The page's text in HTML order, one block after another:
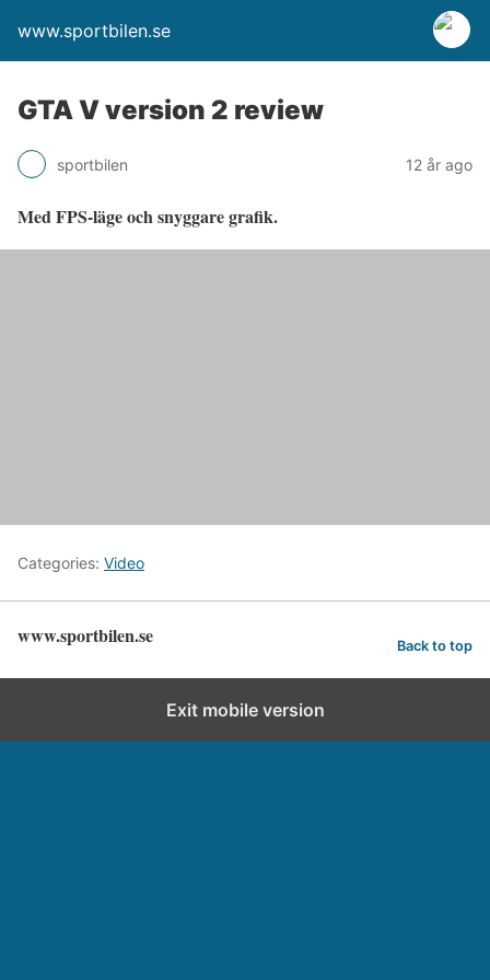
www.sportbilen.se
GTA V version 2 review
sportbilen 12 år ago
Med FPS-läge och snyggare grafik.
Categories: Video
www.sportbilen.se Back to top
Exit mobile version